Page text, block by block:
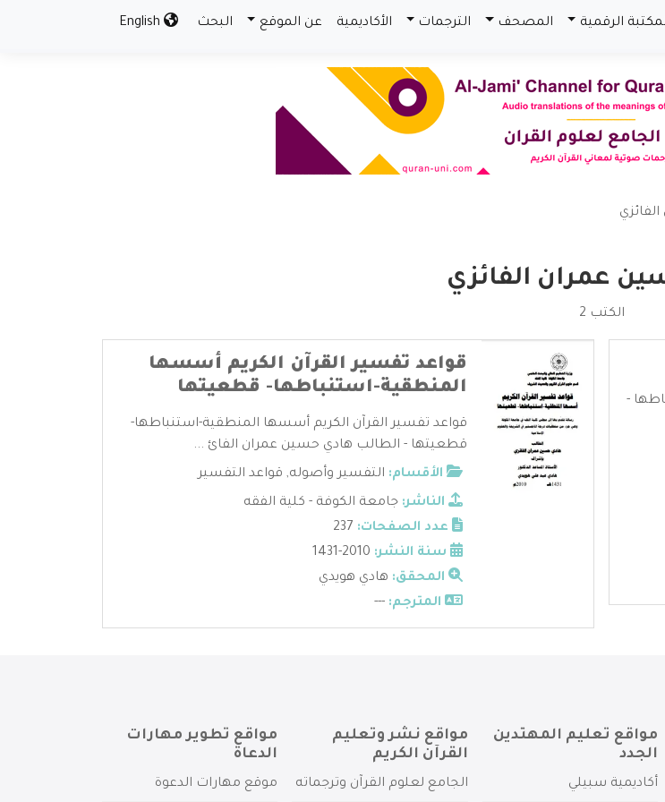
الرقمية المصحف الترجمات الأكاديمية عن الموقع البحث
عمران الفائزي
الكتب 2
-
قواعد تفسير القرآن الكريم أسسها
المنطقية-استنباطها- قطعيتها
قواعد تفسير القرآن الكريم أسسها المنطقية-استنباطها-
قطعيتها - الطالب هادي حسين عمران الفائ ...
الأقسام: التفسير وأصوله, قواعد التفسير
الناشر: جامعة الكوفة - كلية الفقه
عدد الصفحات:
سنة النشر:
المحقق: هادي هويدي
المترجم: ---
مواقع تعليم المهتدين
الجدد
أكاديمية سبيلي
مواقع نشر وتعليم
القرآن الكريم
الجامع لعلوم القرآن وترجماته
مواقع تطوير مهارات
الدعاة
موقع مهارات الدعوة